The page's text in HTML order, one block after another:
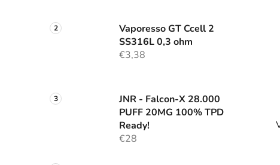
Vaporesso GT Ccell 2
SS316L 0,3 ohm
€3,38
JNR - Falcon-X 28.000
PUFF 20MG 100% TPD
Ready!
€28